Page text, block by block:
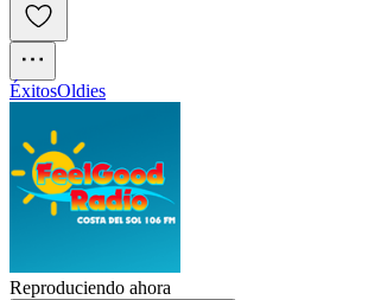
ÉxitosOldies
Reproduciendo ahora